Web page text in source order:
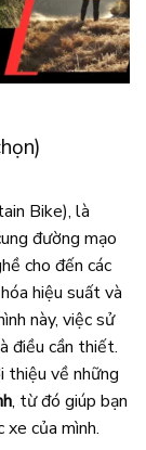
Bike), là
đường mạo
cho đến các
hiệu suất và
này, việc sử
điều cần thiết.
thiệu về những
, từ đó giúp bạn
của mình.